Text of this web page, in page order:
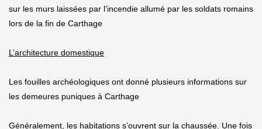
sur les murs laissées par l’incendie allumé par les soldats romains
lors de la fin de Carthage
L’architecture domestique
Les fouilles archéologiques ont donné plusieurs informations sur
les demeures puniques à Carthage
Généralement, les habitations s’ouvrent sur la chaussée. Une fois